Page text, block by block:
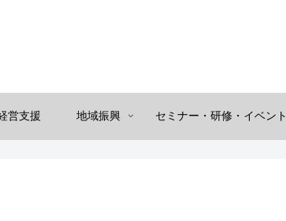
営支援 地域振興 セミナー・研修・イベント